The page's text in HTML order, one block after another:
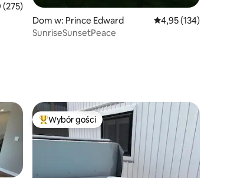
ocena: 4,99 na 5, liczba recenzji: 275
(275)
Dom w: Prince Edward Średnia ocena: 4,95
4,95 (134)
SunriseSunsetPeace
Najpopularniejsze z kategorii Wybór gości
Wybór gości